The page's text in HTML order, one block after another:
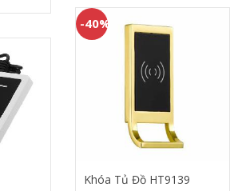
Khóa Tủ Đồ HT9139